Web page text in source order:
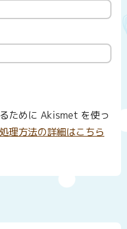
ために Akismet を使っ
理方法の詳細はこちら